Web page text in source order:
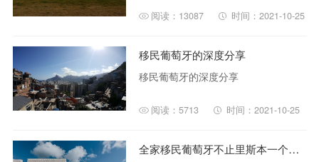
阅读：13087 时间：2021-10-25
移民葡萄牙的深度分享
移民葡萄牙的深度分享
阅读：5713 时间：2021-10-25
全家移民葡萄牙不止里斯本一个选择